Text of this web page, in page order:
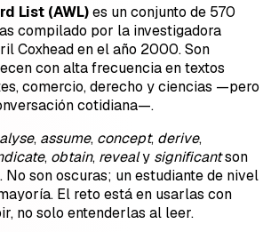
List (AWL)es un conjunto de 570
compilado por la investigadora
Coxhead en el año 2000. Son
con alta frecuencia en textos
comercio, derecho y ciencias —pero
cotidiana—.
, assume, concept, derive,
, obtain, revealy significantson
No son oscuras; un estudiante de nivel
El reto está en usarlas con
no solo entenderlas al leer.